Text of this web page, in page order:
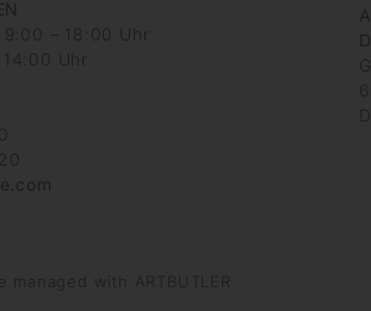
– 18:00 Uhr
Uhr
managed with ARTBUTLER